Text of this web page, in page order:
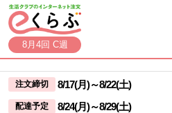
ページの先頭です。
本文へジャンプする。
8月4回 C週
ここからサイト内共通メニューです。
サイト内共通メニューをスキップする
注文締切 8/17(月)～8/22(土)
配達予定 8/24(月)～8/29(土)